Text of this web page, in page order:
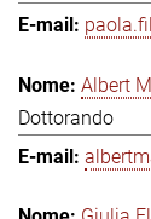
Albert
Dottorando